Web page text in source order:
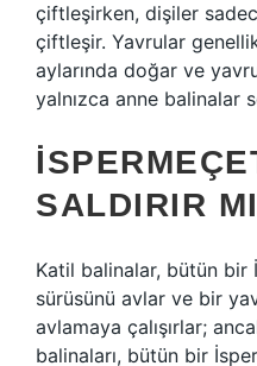
çiftleşirken, dişiler
çiftleşir. Yavrular
aylarında doğar ve
yalnızca anne balinalar
SALDIRIR
Katil balinalar, bütün bir
sürüsünü avlar ve bir
avlamaya çalışırlar;
balinaları, bütün bir